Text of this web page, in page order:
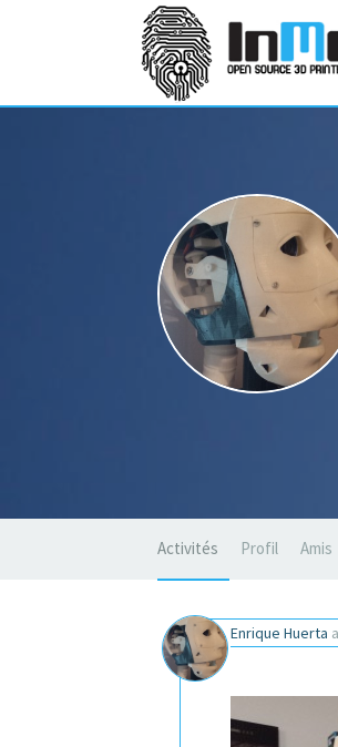
Activités Profil Amis
Enrique Huerta